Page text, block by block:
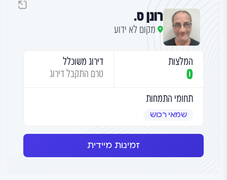
רונן ס.
מקום לא ידוע
המלצות
0
דירוג משוכלל
טרם התקבל דירוג
תחומי התמחות
שמאי רכוש
זמינות מיידית